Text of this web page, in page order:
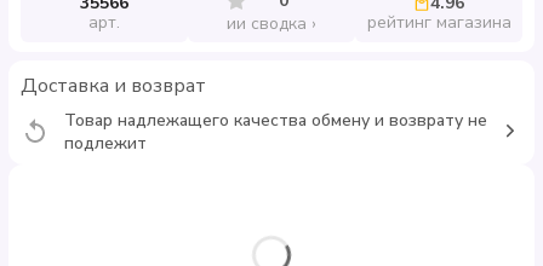
арт.
ии сводка
рейтинг магазина
Доставка и возврат
Товар надлежащего качества обмену и возврату не
подлежит